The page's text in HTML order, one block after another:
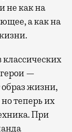
не как на
а как на
—
жизни,
теперь их
При